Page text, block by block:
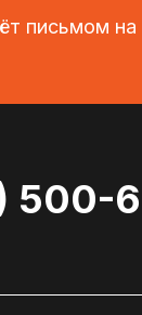
письмом на
500-